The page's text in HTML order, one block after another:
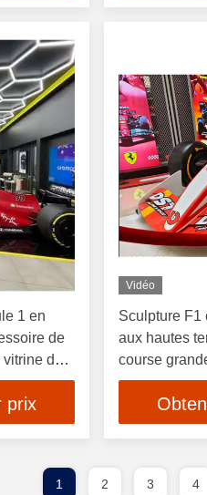
1 en
de
vitrine de
prix
Vidéo
Sculpture F1
aux hautes
course
pour parc à
1 2 3 4